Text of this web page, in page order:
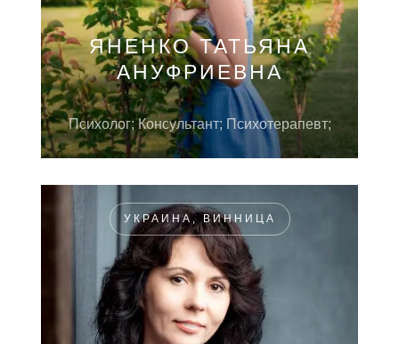
ЯНЕНКО ТАТЬЯНА
АНУФРИЕВНА
Психолог; Консультант; Психотерапевт;
УКРАИНА, ВИННИЦА